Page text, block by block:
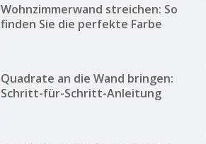
Wohnzimmerwand streichen: So
finden Sie die perfekte Farbe
Quadrate an die Wand bringen:
Schritt-für-Schritt-Anleitung